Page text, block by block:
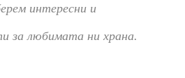
интересни и
за любимата ни храна.